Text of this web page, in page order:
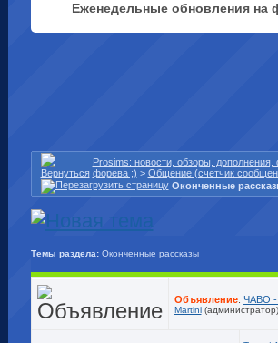
Еженедельные обновления на
Prosims: новости, обзоры,
форева ;) > Общение (счетчик
Оконченные
Темы раздела:Оконченные рассказы
Объявление: ЧАВО -
Martini(администратор)